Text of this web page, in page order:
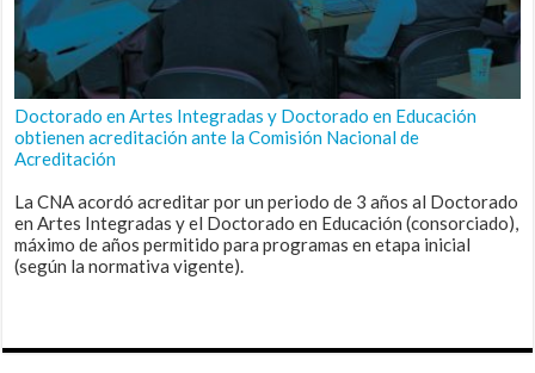
Doctorado en Artes Integradas y Doctorado en Educación
obtienen acreditación ante la Comisión Nacional de
Acreditación
La CNA acordó acreditar por un periodo de 3 años al Doctorado
en Artes Integradas y el Doctorado en Educación (consorciado),
máximo de años permitido para programas en etapa inicial
(según la normativa vigente).